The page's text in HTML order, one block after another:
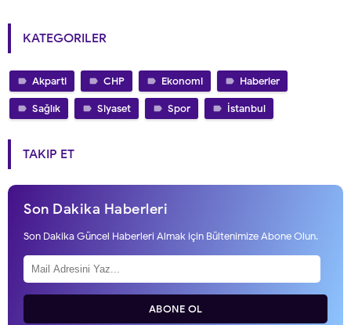
KATEGORILER
Akparti CHP Ekonomi Haberler
Sağlık Siyaset Spor İstanbul
TAKIP ET
Son Dakika Haberleri
Son Dakika Güncel Haberleri Almak için Bültenimize Abone Olun.
ABONE OL